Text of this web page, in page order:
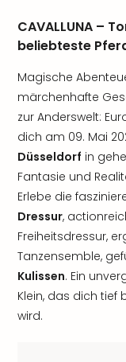
CAVALLUNA –
beliebteste
Magische
märchenhafte
zur Anderswelt:
dich am 09. Mai
Düsseldorf in
Fantasie und
Erlebe die
Dressur,
Freiheitsdressur,
Tanzensemble,
Kulissen. Ein
Klein, das dich tief
wird.